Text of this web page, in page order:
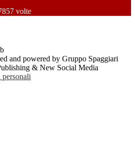
volte
and powered by Gruppo Spaggiari
& New Social Media